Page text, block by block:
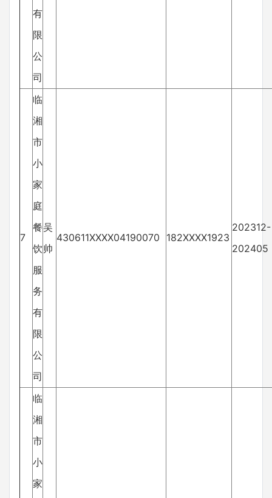
有
限
公
司
7
临
湘
市
小
家
庭
餐
饮
服
务
有
限
公
司
吴
帅
430611XXXX04190070 182XXXX1923
202312-
202405
临
湘
市
小
家